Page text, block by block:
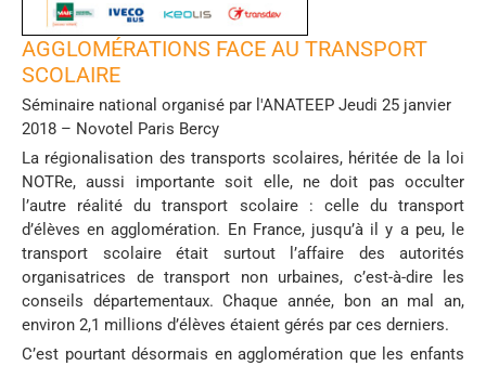
AGGLOMÉRATIONS FACE AU TRANSPORT
SCOLAIRE
Séminaire national organisé par l'ANATEEP Jeudi 25 janvier
2018 – Novotel Paris Bercy
La régionalisation des transports scolaires, héritée de la loi
NOTRe, aussi importante soit elle, ne doit pas occulter
l’autre réalité du transport scolaire : celle du transport
d’élèves en agglomération. En France, jusqu’à il y a peu, le
transport scolaire était surtout l’affaire des autorités
organisatrices de transport non urbaines, c’est-à-dire les
conseils départementaux. Chaque année, bon an mal an,
environ 2,1 millions d’élèves étaient gérés par ces derniers.
C’est pourtant désormais en agglomération que les enfants